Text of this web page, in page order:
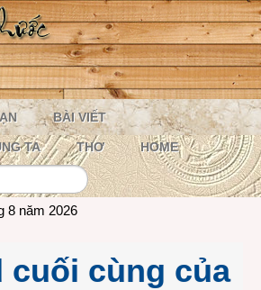
BÀI VIẾT
TA THƠ HOME
8 năm 2026
cuối cùng của